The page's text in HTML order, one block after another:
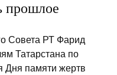
прошлое
Совета РТ Фарид
Татарстана по
Дня памяти жертв